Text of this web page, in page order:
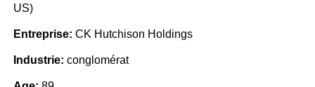
US)
Entreprise: CK Hutchison Holdings
Industrie: conglomérat